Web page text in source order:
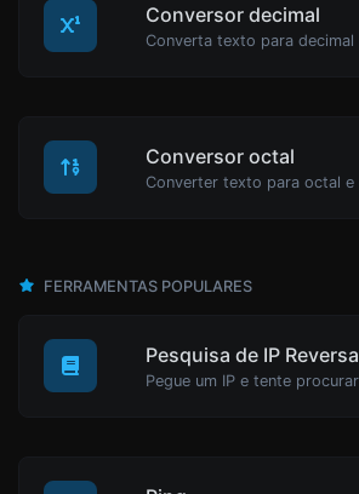
Conversor decimal
Conversor octal
FERRAMENTAS POPULARES
Pesquisa de IP Reversa